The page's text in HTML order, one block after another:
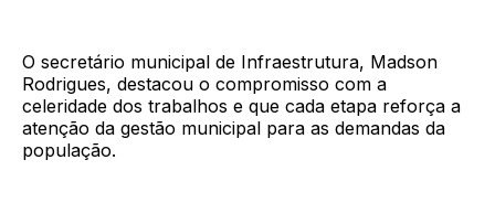
O secretário municipal de Infraestrutura, Madson
Rodrigues, destacou o compromisso com a
celeridade dos trabalhos e que cada etapa reforça a
atenção da gestão municipal para as demandas da
população.